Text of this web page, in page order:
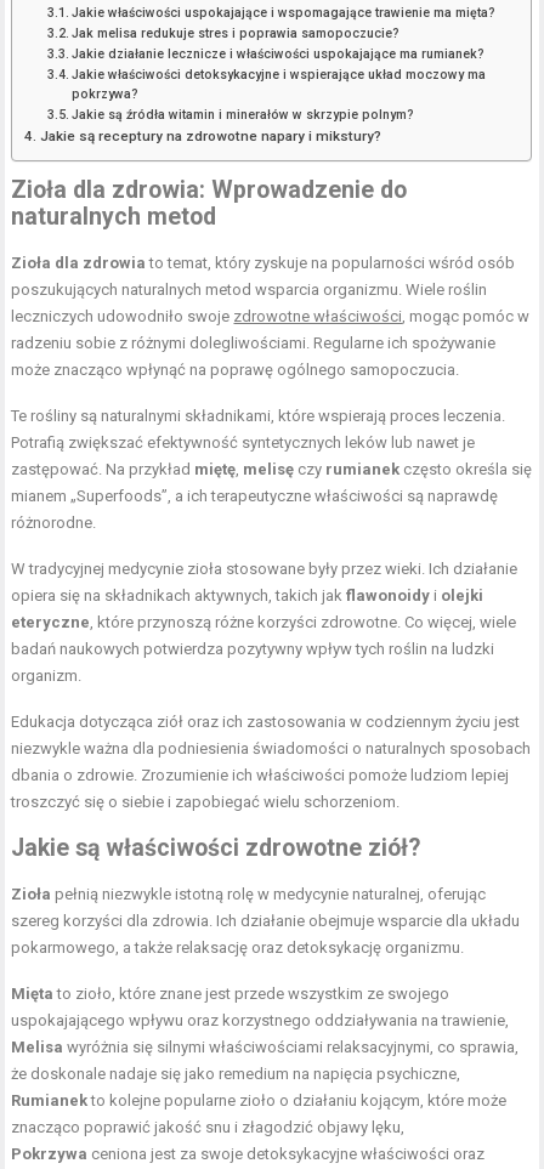
Jakie właściwości uspokajające i wspomagające trawienie ma mięta?
Jak melisa redukuje stres i poprawia samopoczucie?
Jakie działanie lecznicze i właściwości uspokajające ma rumianek?
Jakie właściwości detoksykacyjne i wspierające układ moczowy ma
pokrzywa?
Jakie są źródła witamin i minerałów w skrzypie polnym?
Jakie są receptury na zdrowotne napary i mikstury?
Zioła dla zdrowia: Wprowadzenie do
naturalnych metod
Zioła dla zdrowia to temat, który zyskuje na popularności wśród osób
poszukujących naturalnych metod wsparcia organizmu. Wiele roślin
leczniczych udowodniło swoje zdrowotne właściwości , mogąc pomóc w
radzeniu sobie z różnymi dolegliwościami. Regularne ich spożywanie
może znacząco wpłynąć na poprawę ogólnego samopoczucia.
Te rośliny są naturalnymi składnikami, które wspierają proces leczenia.
Potrafią zwiększać efektywność syntetycznych leków lub nawet je
zastępować. Na przykład miętę melisę czy rumianek często określa się
mianem „Superfoods”, a ich terapeutyczne właściwości są naprawdę
różnorodne.
W tradycyjnej medycynie zioła stosowane były przez wieki. Ich działanie
opiera się na składnikach aktywnych, takich jakflawonoidy i olejki
eteryczne , które przynoszą różne korzyści zdrowotne. Co więcej, wiele
badań naukowych potwierdza pozytywny wpływ tych roślin na ludzki
organizm.
Edukacja dotycząca ziół oraz ich zastosowania w codziennym życiu jest
niezwykle ważna dla podniesienia świadomości o naturalnych sposobach
dbania o zdrowie. Zrozumienie ich właściwości pomoże ludziom lepiej
troszczyć się o siebie i zapobiegać wielu schorzeniom.
Jakie są właściwości zdrowotne ziół?
Zioła pełnią niezwykle istotną rolę w medycynie naturalnej, oferując
szereg korzyści dla zdrowia. Ich działanie obejmuje wsparcie dla układu
pokarmowego, a także relaksację oraz detoksykację organizmu.
Mięta to zioło, które znane jest przede wszystkim ze swojego
uspokajającego wpływu oraz korzystnego oddziaływania na trawienie,
Melisa wyróżnia się silnymi właściwościami relaksacyjnymi, co sprawia,
że doskonale nadaje się jako remedium na napięcia psychiczne,
Rumianekto kolejne popularne zioło o działaniu kojącym, które może
znacząco poprawić jakość snu i złagodzić objawy lęku,
Pokrzywa ceniona jest za swoje detoksykacyjne właściwości oraz